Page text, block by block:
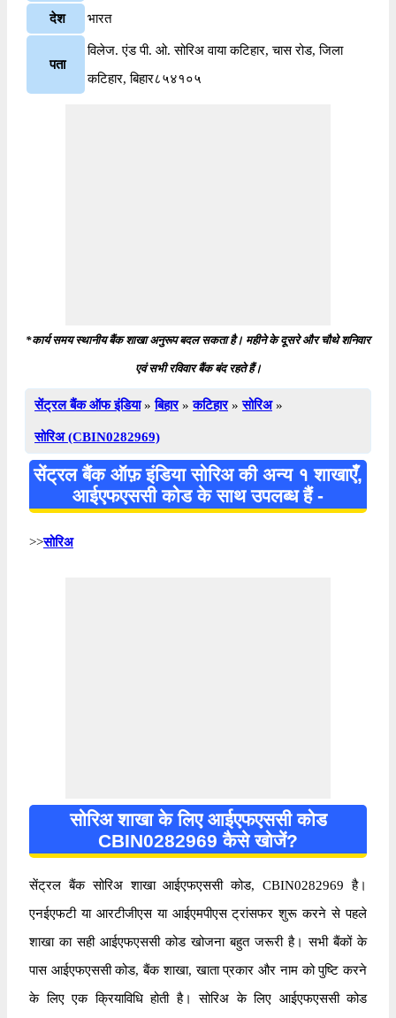
देश भारत
पता
विलेज. एंड पी. ओ. सोरिअ वाया कटिहार, चास रोड, जिला
कटिहार, बिहार८५४१०५
*कार्य समय स्थानीय बैंक शाखा अनुरूप बदल सकता है। महीने के दूसरे और चौथे शनिवार
एवं सभी रविवार बैंक बंद रहते हैं।
सेंट्रल बैंक ऑफ इंडिया » बिहार » कटिहार » सोरिअ »
सोरिअ (CBIN0282969)
सेंट्रल बैंक ऑफ़ इंडिया सोरिअ की अन्य १ शाखाएँ,
आईएफएससी कोड के साथ उपलब्ध हैं -
>>सोरिअ
सोरिअ शाखा के लिए आईएफएससी कोड
CBIN0282969 कैसे खोजें?
सेंट्रल बैंक सोरिअ शाखा आईएफएससी कोड, CBIN0282969 है।
एनईएफटी या आरटीजीएस या आईएमपीएस ट्रांसफर शुरू करने से पहले
शाखा का सही आईएफएससी कोड खोजना बहुत जरूरी है। सभी बैंकों के
पास आईएफएससी कोड, बैंक शाखा, खाता प्रकार और नाम को पुष्टि करने
के लिए एक क्रियाविधि होती है। सोरिअ के लिए आईएफएससी कोड